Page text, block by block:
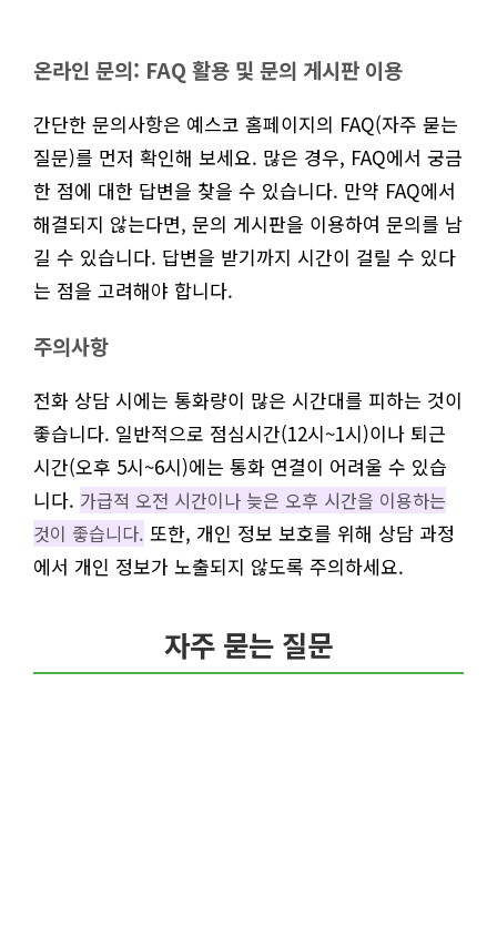
온라인 문의: FAQ 활용 및 문의 게시판 이용
간단한 문의사항은 예스코 홈페이지의 FAQ(자주 묻는
질문)를 먼저 확인해 보세요. 많은 경우, FAQ에서 궁금
한 점에 대한 답변을 찾을 수 있습니다. 만약 FAQ에서
해결되지 않는다면, 문의 게시판을 이용하여 문의를 남
길 수 있습니다. 답변을 받기까지 시간이 걸릴 수 있다
는 점을 고려해야 합니다.
주의사항
전화 상담 시에는 통화량이 많은 시간대를 피하는 것이
좋습니다. 일반적으로 점심시간(12시~1시)이나 퇴근
시간(오후 5시~6시)에는 통화 연결이 어려울 수 있습
니다. 가급적 오전 시간이나 늦은 오후 시간을 이용하는
것이 좋습니다. 또한, 개인 정보 보호를 위해 상담 과정
에서 개인 정보가 노출되지 않도록 주의하세요.
자주 묻는 질문